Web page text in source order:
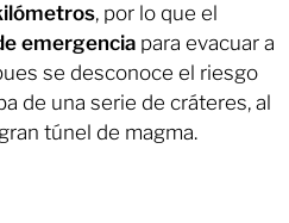
, por lo que el
emergencia para evacuar a
se desconoce el riesgo
de una serie de cráteres, al
túnel de magma.